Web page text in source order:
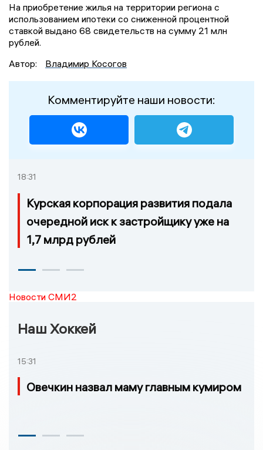
На приобретение жилья на территории региона с
использованием ипотеки со сниженной процентной
ставкой выдано 68 свидетельств на сумму 21 млн
рублей.
Автор:
Владимир Косогов
Комментируйте наши новости:
18:31
Курская корпорация развития подала
очередной иск к застройщику уже на
1,7 млрд рублей
Новости СМИ2
Наш Хоккей
15:31
Овечкин назвал маму главным кумиром